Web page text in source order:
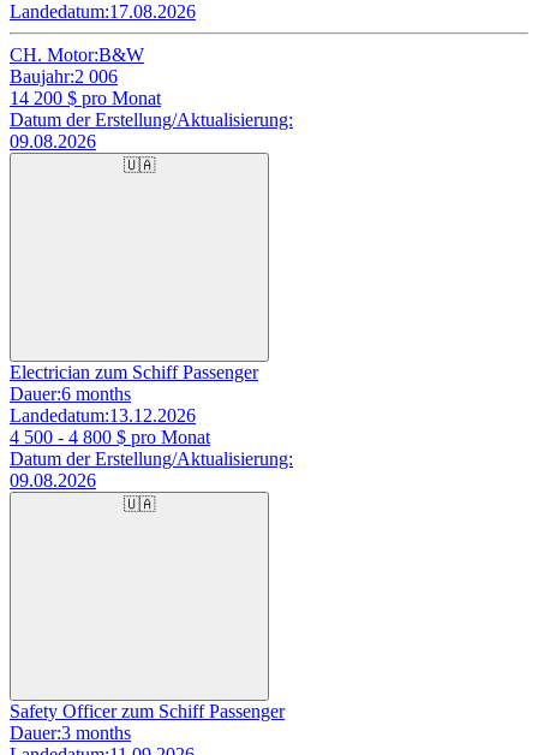
Landedatum:17.08.2026
CH. Motor:B&W
Baujahr:2 006
14 200 $ pro Monat
Datum der Erstellung/Aktualisierung:
09.08.2026
🇺🇦
Electrician zum Schiff Passenger
Dauer:6 months
Landedatum:13.12.2026
4 500 - 4 800 $ pro Monat
Datum der Erstellung/Aktualisierung:
09.08.2026
🇺🇦
Safety Officer zum Schiff Passenger
Dauer:3 months